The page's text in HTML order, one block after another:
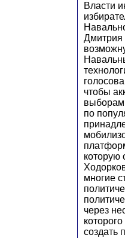
Власти
Дмитрия
чтобы
выборам
по
которую
многие
через
создать